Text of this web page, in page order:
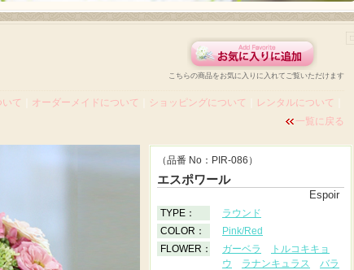
こちらの商品をお気に入りに入れてご覧いただけます
て オーダーメイドについて ショッピングについて レンタルについて
一覧に戻る
（品番 No：PIR-086）
エスポワール
Espoir
TYPE：
ラウンド
COLOR：
Pink/Red
FLOWER：
ガーベラ
トルコキキョ
ウ
ラナンキュラス
バラ